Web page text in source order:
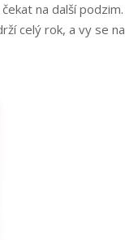
na další
celý rok, a vy se